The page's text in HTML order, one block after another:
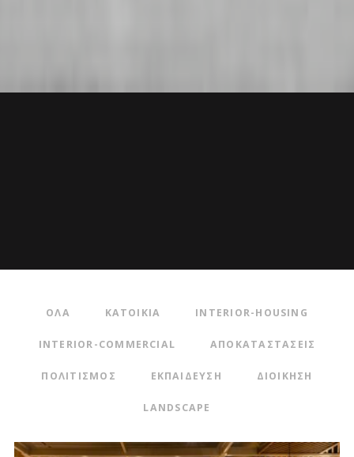
ΟΛΑ ΚΑΤΟΙΚΙΑ INTERIOR-HOUSING
INTERIOR-COMMERCIAL ΑΠΟΚΑΤΑΣΤΑΣΕΙΣ
ΠΟΛΙΤΙΣΜΟΣ ΕΚΠΑΙΔΕΥΣΗ ΔΙΟΙΚΗΣΗ
LANDSCAPE